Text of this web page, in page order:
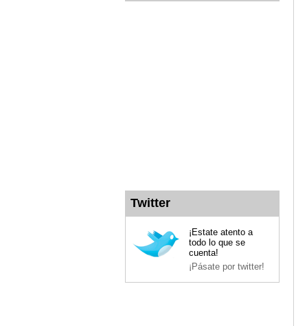
Twitter
¡Estate atento a
todo lo que se
cuenta!
¡Pásate por twitter!